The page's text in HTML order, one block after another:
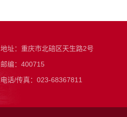
地址：重庆市北碚区天生路2号
邮编：400715
电话/传真：023-68367811